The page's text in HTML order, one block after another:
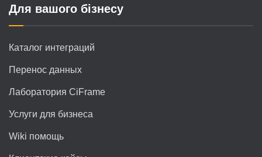
Для вашого бізнесу
Каталог интеграций
Перенос данных
Лаборатория CiFrame
Услуги для бизнеса
Wiki помощь